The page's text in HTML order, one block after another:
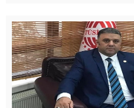
yayınladı. Av. Osman Eyyüpoğlu, mesajında şu
ifadelere yer verdi; ...